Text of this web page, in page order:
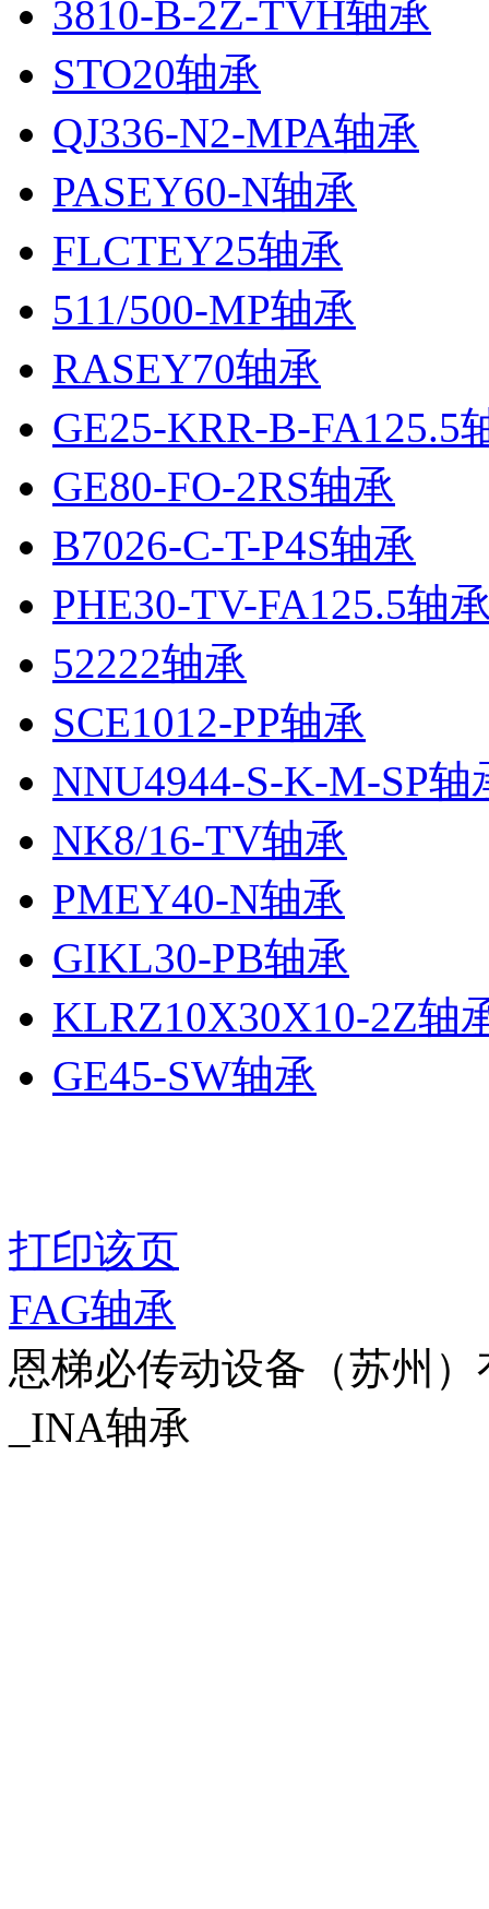
3810-B-2Z-TVH轴承
STO20轴承
QJ336-N2-MPA轴承
PASEY60-N轴承
FLCTEY25轴承
511/500-MP轴承
RASEY70轴承
GE25-KRR-B-FA125.5
GE80-FO-2RS轴承
B7026-C-T-P4S轴承
PHE30-TV-FA125.5轴
52222轴承
SCE1012-PP轴承
NNU4944-S-K-M-SP轴
NK8/16-TV轴承
PMEY40-N轴承
GIKL30-PB轴承
KLRZ10X30X10-2Z轴
GE45-SW轴承
打印该页
FAG轴承
恩梯必传动设备（苏州
_INA轴承